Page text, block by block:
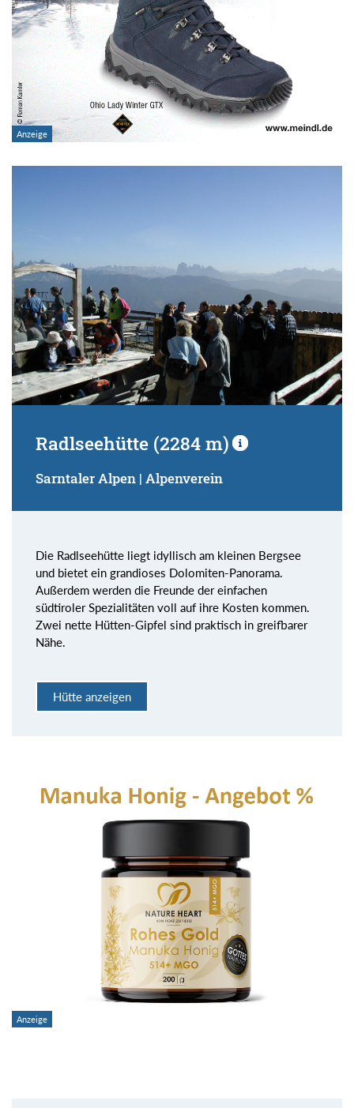
Radlseehütte (2284 m)
Sarntaler Alpen | Alpenverein
Die Radlseehütte liegt idyllisch am kleinen Bergsee
und bietet ein grandioses Dolomiten-Panorama.
Außerdem werden die Freunde der einfachen
südtiroler Spezialitäten voll auf ihre Kosten kommen.
Zwei nette Hütten-Gipfel sind praktisch in greifbarer
Nähe.
Hütte anzeigen